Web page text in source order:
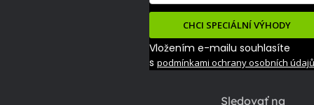
Sledovať na
CHCI SPECIÁLNÍ VÝHODY
Vložením e-mailu souhlasíte
s podmínkami ochrany osobních údajů